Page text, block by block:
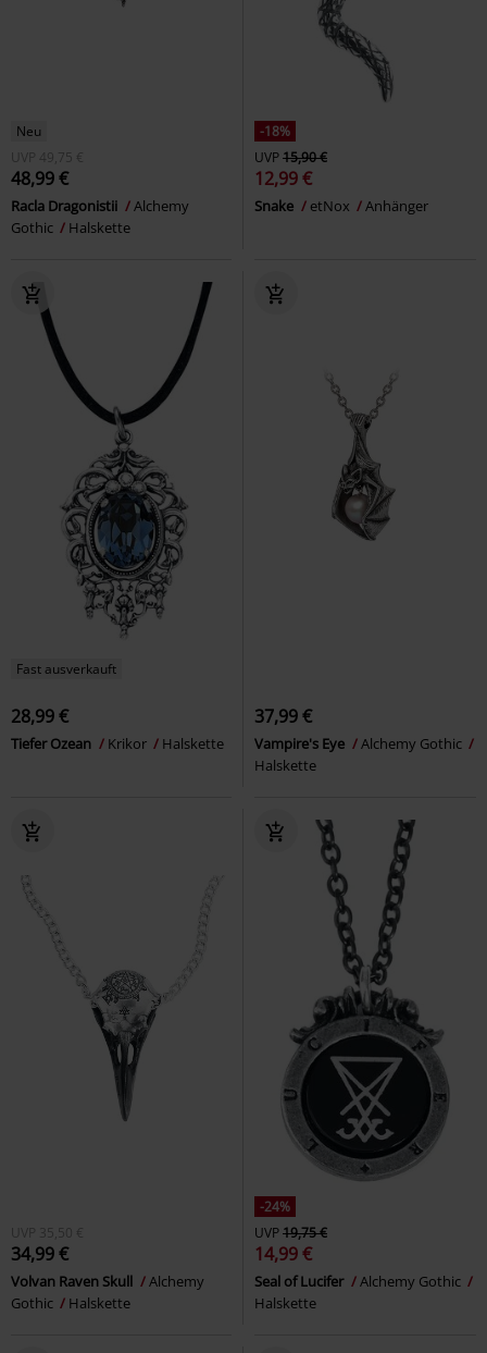
Neu
UVP
49,75 €
48,99 €
Racla Dragonistii
Alchemy
Gothic
Halskette
-18%
UVP15,90 €
12,99 €
Snake etNox Anhänger
Fast ausverkauft
28,99 €
Tiefer Ozean Krikor Halskette
37,99 €
Vampire's Eye
Alchemy Gothic
Halskette
UVP 35,50 €
34,99 €
Volvan Raven Skull
Alchemy
Gothic
Halskette
-24%
UVP19,75 €
14,99 €
Seal of Lucifer
Alchemy Gothic
Halskette